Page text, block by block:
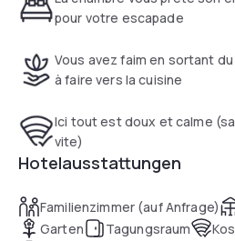
away, the residence offers direct
only 3 km away, making it an ideal
and leisure stays.
pour votre escapade
Vous avez faim en sortant du
à faire vers la cuisine
Ici tout est doux et calme
vite)
Hotelausstattungen
Familienzimmer (auf Anfrage)
Garten
Tagungsraum